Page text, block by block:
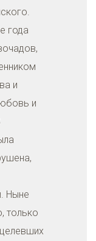
года
и
и
Ныне
только